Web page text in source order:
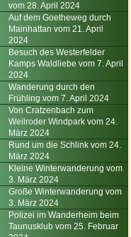
vom 28. April 2024
Auf dem Goetheweg durch
Mainhattan vom 21. April
2024
Besuch des Westerfelder
Kamps Waldliebe vom 7. April
2024
Wanderung durch den
Frühling vom 7. April 2024
Von Cratzenbach zum
Weilroder Windpark vom 24.
März 2024
Rund um die Schlink vom 24.
März 2024
Kleine Winterwanderung vom
3. März 2024
Große Winterwanderung vom
3. März 2024
Polizei im Wanderheim beim
Taunusklub vom 25. Februar